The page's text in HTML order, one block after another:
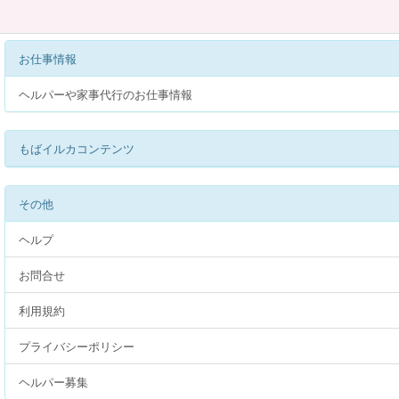
お仕事情報
ヘルパーや家事代行のお仕事情報
もばイルカコンテンツ
その他
ヘルプ
お問合せ
利用規約
プライバシーポリシー
ヘルパー募集